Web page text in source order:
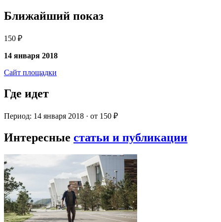
Ближайший показ
150 ₽
14 января 2018
Сайт площадки
Где идет
Период: 14 января 2018 · от 150 ₽
Интересные статьи и публикации